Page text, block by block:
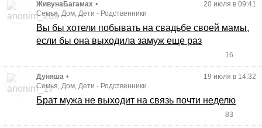
ЖивунаБагамах •
20 июля в 09:41
Семья, Дом, Дети - Родственники
Вы бы хотели побывать на свадьбе своей мамы,
если бы она выходила замуж еще раз
16
Дуняша •
19 июля в 14:32
Семья, Дом, Дети - Родственники
Брат мужа не выходит на связь почти неделю
83